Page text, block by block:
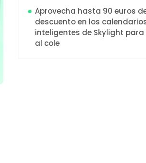
Aprovecha hasta 90 euros
descuento en los
inteligentes de Skylight
al cole